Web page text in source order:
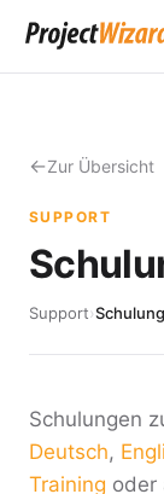
Zur Übersicht
SUPPORT
Support›
Schulungen
Deutsch,
Training oder